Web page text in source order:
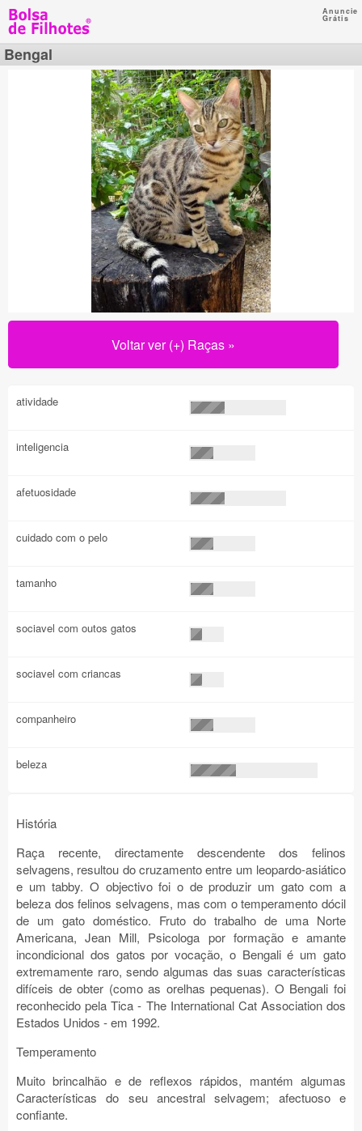
Anuncie
Grátis
Bengal
Voltar ver (+) Raças »
atividade
inteligencia
afetuosidade
cuidado com o pelo
tamanho
sociavel com outos gatos
sociavel com criancas
companheiro
beleza
História
Raça recente, directamente descendente dos felinos
selvagens, resultou do cruzamento entre um leopardo-asiático
e um tabby. O objectivo foi o de produzir um gato com a
beleza dos felinos selvagens, mas com o temperamento dócil
de um gato doméstico. Fruto do trabalho de uma Norte
Americana, Jean Mill, Psicologa por formação e amante
incondicional dos gatos por vocação, o Bengali é um gato
extremamente raro, sendo algumas das suas características
difíceis de obter (como as orelhas pequenas). O Bengali foi
reconhecido pela Tica - The International Cat Association dos
Estados Unidos - em 1992.
Temperamento
Muito brincalhão e de reflexos rápidos, mantém algumas
Características do seu ancestral selvagem; afectuoso e
confiante.